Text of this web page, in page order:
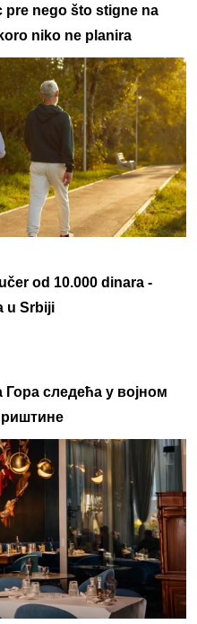
pre nego što stigne na
niko ne planira
od 10.000 dinara -
u Srbiji
следећа у војном